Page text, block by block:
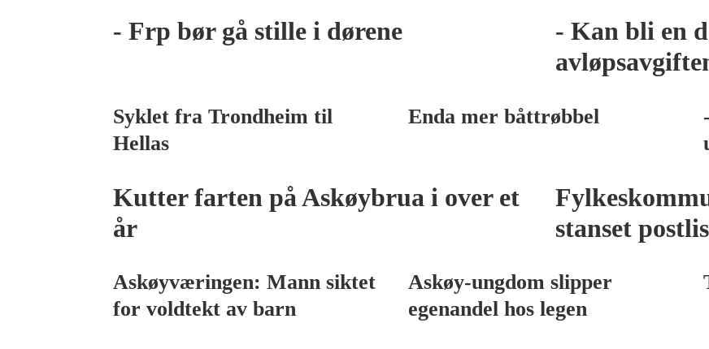
- Frp bør gå stille i dørene
- Kan bli en
Syklet fra Trondheim til
Hellas
Enda mer båttrøbbel
Kutter farten på Askøybrua i over et
år
stanset
Askøyværingen: Mann siktet
for voldtekt av barn
Askøy-ungdom slipper
egenandel hos legen